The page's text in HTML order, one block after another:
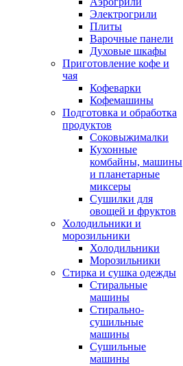
Электрогрили
Плиты
Варочные панели
Духовые шкафы
Приготовление кофе и
чая
Кофеварки
Кофемашины
Подготовка и обработка
продуктов
Соковыжималки
Кухонные
комбайны, машины
и планетарные
миксеры
Сушилки для
овощей и фруктов
Холодильники и
морозильники
Холодильники
Морозильники
Стирка и сушка одежды
Стиральные
машины
Стирально-
сушильные
машины
Сушильные
машины